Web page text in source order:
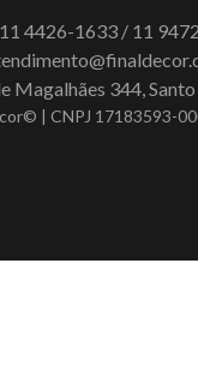
11 4426-1633 / 11
Magalhães 344, Santo
| CNPJ 17183593-